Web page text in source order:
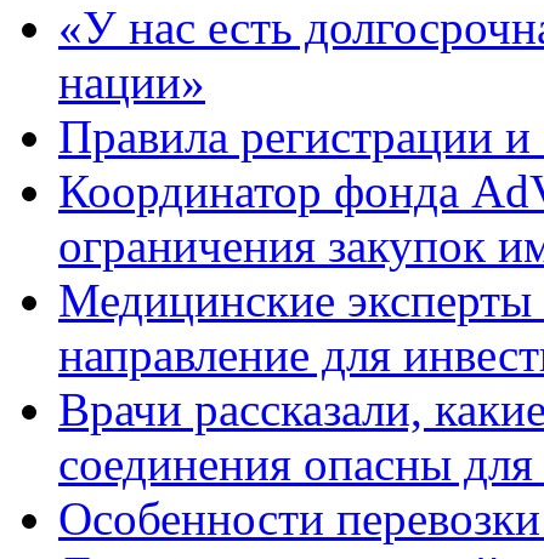
«У нас есть
нации»
Правила регистрации и
Координатор фонда
ограничения закупок
Медицинские эксперты
направление для
Врачи рассказали,
соединения опасны
Особенности